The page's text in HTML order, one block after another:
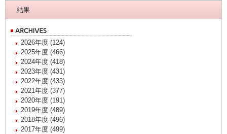
結果
2026年度 (124)
2025年度 (466)
2024年度 (418)
2023年度 (431)
2022年度 (433)
2021年度 (377)
2020年度 (191)
2019年度 (489)
2018年度 (496)
2017年度 (499)